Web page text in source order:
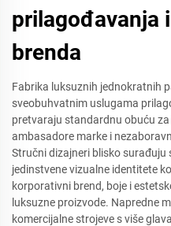
prilagođavanja
brenda
Fabrika luksuznih jednokratnih
sveobuhvatnim uslugama
pretvaraju standardnu obuću
ambasadore marke i
Stručni dizajneri blisko surađuju
jedinstvene vizualne identitete
korporativni brend, boje i
luksuzne proizvode. Napredne
komercijalne strojeve s više